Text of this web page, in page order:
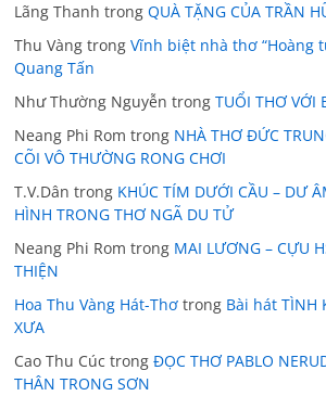
Lãng Thanh trongQUÀ TẶNG CỦA TRẦN
Thu Vàng trongVĩnh biệt nhà thơ “Hoàng
Quang Tấn
Như Thường Nguyễn trongTUỔI THƠ VỚI
Neang Phi Rom trong NHÀ THƠ ĐỨC
CÕI VÔ THƯỜNG RONG CHƠI
T.V.Dân trong KHÚC TÍM DƯỚI CẦU – DƯ
HÌNH TRONG THƠ NGÃ DU TỬ
Neang Phi Rom trong MAI LƯƠNG – CỰU
THIỆN
Hoa Thu Vàng Hát-Thơ trong Bài hát TÌNH
XƯA
Cao Thu Cúc trongĐỌC THƠ PABLO
THÂN TRONG SƠN